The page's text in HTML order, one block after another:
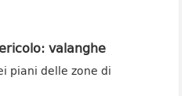
valanghe
piani delle zone di